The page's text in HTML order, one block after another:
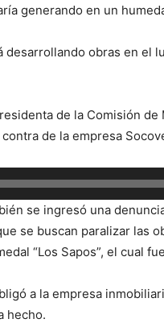
generando en un
obras en el
de la Comisión
de la empresa
se ingresó una
se buscan paralizar las
“Los Sapos”, el cual
a la empresa
hecho.